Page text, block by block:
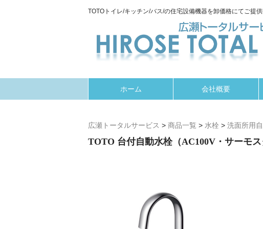
TOTOトイレ/キッチン/バス/の住宅設備機器を卸価格にてご提
ホーム 会社概要
広瀬トータルサービス > 商品一覧 > 水栓 > 洗面所用
TOTO 台付自動水栓（AC100V・サーモ